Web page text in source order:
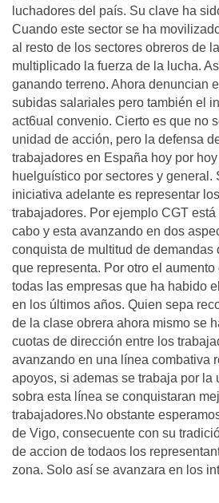
luchadores del país. Su clave ha
Cuando este sector se ha
al resto de los sectores obreros de
multiplicado la fuerza de la lucha.
ganando terreno. Ahora denuncian
subidas salariales pero también el
act6ual convenio. Cierto es que no
unidad de acción, pero la defensa
trabajadores en España hoy por
huelguístico por sectores y general.
iniciativa adelante es representar
trabajadores. Por ejemplo CGT
cabo y esta avanzando en dos
conquista de multitud de demandas
que representa. Por otro el
todas las empresas que ha habido
en los últimos años. Quien sepa
de la clase obrera ahora mismo se
cuotas de dirección entre los
avanzando en una línea combativa
apoyos, si ademas se trabaja por la
sobra esta línea se conquistaran
trabajadores.No obstante
de Vigo, consecuente con su
de accion de todaos los
zona. Solo así se avanzara en los